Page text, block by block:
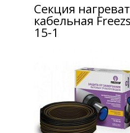
Секция
кабельная
15-1